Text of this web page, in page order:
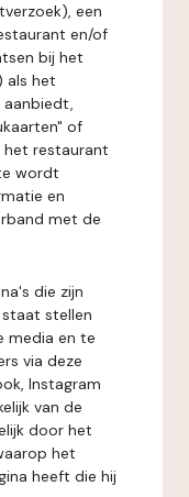
een
en/of
bij het
als het
aanbiedt,
of
het restaurant
wordt
en
met de
die zijn
stellen
media en te
via deze
Instagram
van de
door het
het
heeft die hij